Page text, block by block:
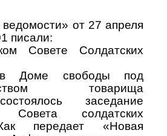
ведомости» от 27 апреля
писали:
Совете Солдатских
Доме свободы под
товарища
заседание
Совета солдатских
передает «Новая